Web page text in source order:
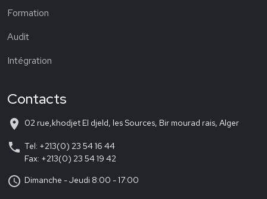
Formation
Audit
Intégration
Contacts
place 02 rue,khodjet El djeld, les Sources, Bir mourad rais, Alger
phone Tel: +213(0) 23 54 16 44
Fax: +213(0) 23 54 19 42
schedule Dimanche - Jeudi 8:00 - 17:00